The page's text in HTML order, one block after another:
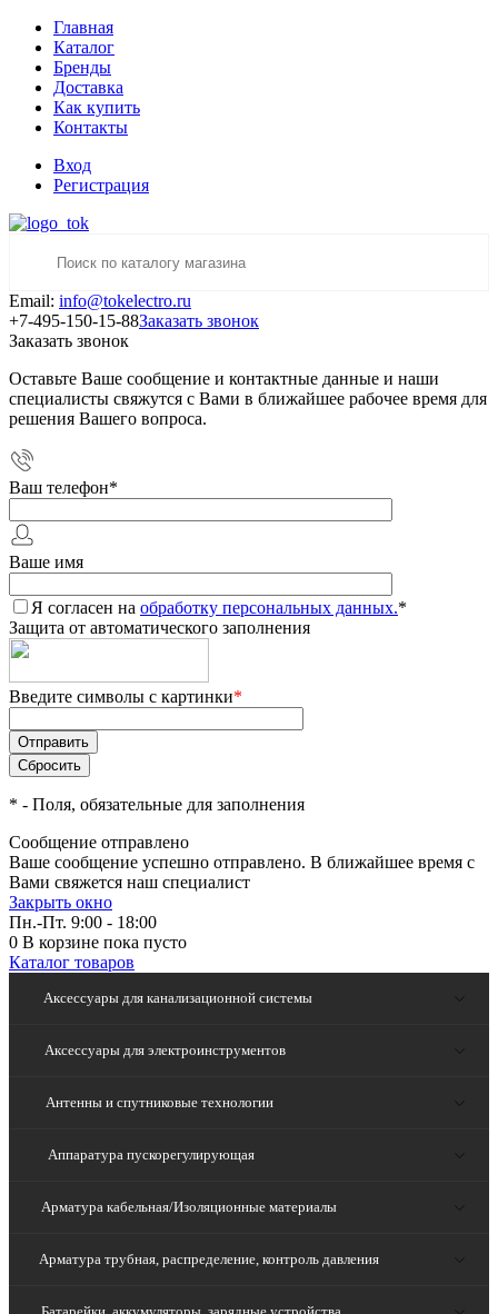
Главная
Каталог
Бренды
Доставка
Как купить
Контакты
Вход
Регистрация
Email: info@tokelectro.ru
+7-495-150-15-88Заказать звонок
Заказать звонок
Оставьте Ваше сообщение и контактные данные и наши
специалисты свяжутся с Вами в ближайшее рабочее время для
решения Вашего вопроса.
Ваш телефон*
Ваше имя
Я согласен на обработку персональных данных.*
Защита от автоматического заполнения
Введите символы с картинки*
* - Поля, обязательные для заполнения
Сообщение отправлено
Ваше сообщение успешно отправлено. В ближайшее время с
Вами свяжется наш специалист
Закрыть окно
Пн.-Пт. 9:00 - 18:00
0 В корзине пока пусто
Каталог товаров
Аксессуары для канализационной системы
Аксессуары для электроинструментов
Антенны и спутниковые технологии
Аппаратура пускорегулирующая
Арматура кабельная/Изоляционные материалы
Арматура трубная, распределение, контроль давления